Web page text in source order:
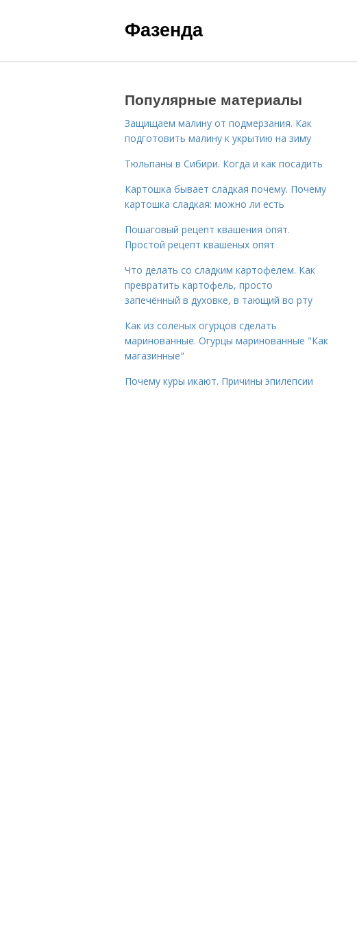
Фазенда
Популярные материалы
Защищаем малину от подмерзания. Как
подготовить малину к укрытию на зиму
Тюльпаны в Сибири. Когда и как посадить
Картошка бывает сладкая почему. Почему
картошка сладкая: можно ли есть
Пошаговый рецепт квашения опят.
Простой рецепт квашеных опят
Что делать со сладким картофелем. Как
превратить картофель, просто
запечённый в духовке, в тающий во рту
Как из соленых огурцов сделать
маринованные. Огурцы маринованные "Как
магазинные"
Почему куры икают. Причины эпилепсии